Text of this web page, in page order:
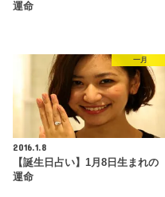
運命
一月
2016.1.8
【誕生日占い】1月8日生まれの
運命